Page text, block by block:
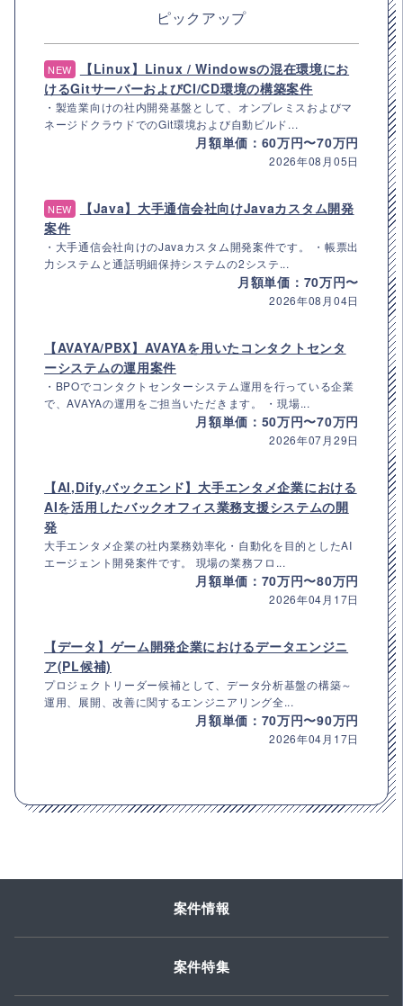
ピックアップ
NEW
【Linux】Linux / Windowsの混在環境にお
けるGitサーバーおよびCI/CD環境の構築案件
・製造業向けの社内開発基盤として、オンプレミスおよびマ
ネージドクラウドでのGit環境および自動ビルド...
月額単価：60万円〜70万円
2026年08月05日
NEW
【Java】大手通信会社向けJavaカスタム開発
案件
・大手通信会社向けのJavaカスタム開発案件です。 ・帳票出
力システムと通話明細保持システムの2システ...
月額単価：70万円〜
2026年08月04日
【AVAYA/PBX】AVAYAを用いたコンタクトセンタ
ーシステムの運用案件
・BPOでコンタクトセンターシステム運用を行っている企業
で、AVAYAの運用をご担当いただきます。 ・現場...
月額単価：50万円〜70万円
2026年07月29日
【AI,Dify,バックエンド】大手エンタメ企業における
AIを活用したバックオフィス業務支援システムの開
発
大手エンタメ企業の社内業務効率化・自動化を目的としたAI
エージェント開発案件です。 現場の業務フロ...
月額単価：70万円〜80万円
2026年04月17日
【データ】ゲーム開発企業におけるデータエンジニ
ア(PL候補)
プロジェクトリーダー候補として、データ分析基盤の構築～
運用、展開、改善に関するエンジニアリング全...
月額単価：70万円〜90万円
2026年04月17日
案件情報
案件特集